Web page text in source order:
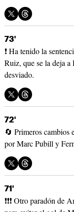
73'
❗ Ha tenido la
Ruiz, que se la deja
desviado.
72'
🔄 Primeros cambios
por Marc Pubill y
71'
❗❗❗ Otro paradón